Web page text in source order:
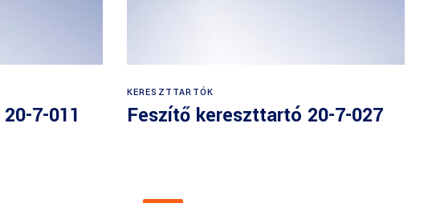
7-011
KERESZTTARTÓK
Feszítő kereszttartó 20-7-027